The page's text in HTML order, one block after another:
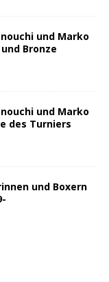
und Mar­ko
Bronze
und Mar­ko
des Turniers
und Boxern